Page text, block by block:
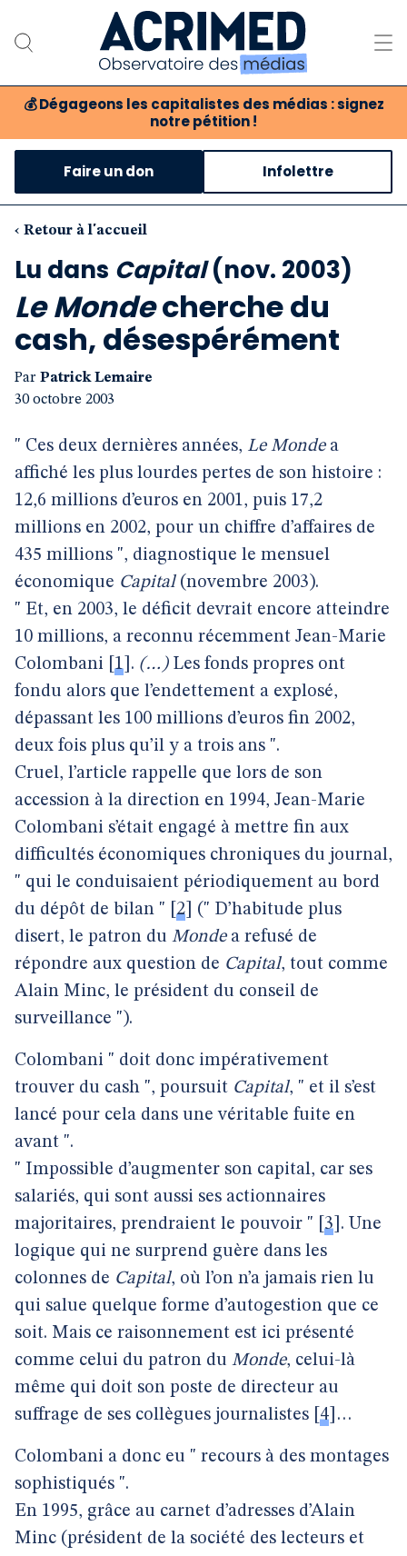
💰 Dégageons les capitalistes des médias : signez
notre pétition !
Notre association
Notre critique des médias
Nos propositions
Notre revue
Boutique
Faire un don Infolettre
‹ Retour à l'accueil
Lu dans Capital(nov. 2003)
Le Mondecherche du
cash, désespérément
Par Patrick Lemaire
30 octobre 2003
" Ces deux dernières années, Le Mondea
affiché les plus lourdes pertes de son histoire :
12,6 millions d’euros en 2001, puis 17,2
millions en 2002, pour un chiffre d’affaires de
435 millions ", diagnostique le mensuel
économique Capital(novembre 2003).
" Et, en 2003, le déficit devrait encore atteindre
10 millions, a reconnu récemment Jean-Marie
Colombani
1 . (…)Les fonds propres ont
fondu alors que l’endettement a explosé,
dépassant les 100 millions d’euros fin 2002,
deux fois plus qu’il y a trois ans ".
Cruel, l’article rappelle que lors de son
accession à la direction en 1994, Jean-Marie
Colombani s’était engagé à mettre fin aux
difficultés économiques chroniques du journal,
" qui le conduisaient périodiquement au bord
du dépôt de bilan "
2
(" D’habitude plus
disert, le patron du Mondea refusé de
répondre aux question de Capital, tout comme
Alain Minc, le président du conseil de
surveillance ").
Colombani " doit donc impérativement
trouver du cash ", poursuit Capital, " et il s’est
lancé pour cela dans une véritable fuite en
avant ".
" Impossible d’augmenter son capital, car ses
salariés, qui sont aussi ses actionnaires
majoritaires, prendraient le pouvoir "
3 . Une
logique qui ne surprend guère dans les
colonnes de Capital, où l’on n’a jamais rien lu
qui salue quelque forme d’autogestion que ce
soit. Mais ce raisonnement est ici présenté
comme celui du patron du Monde, celui-là
même qui doit son poste de directeur au
suffrage de ses collègues journalistes 4 …
Colombani a donc eu " recours à des montages
sophistiqués ".
En 1995, grâce au carnet d’adresses d’Alain
Minc (président de la société des lecteurs et